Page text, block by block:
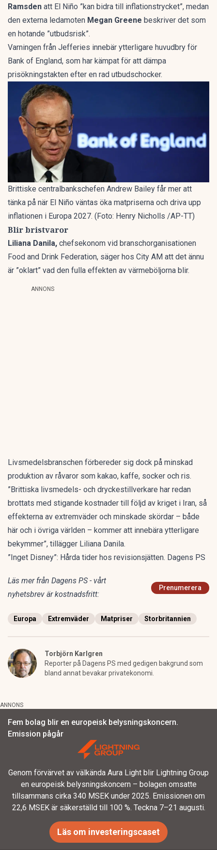
Ramsden att El Niño ”kan bidra till inflationstrycket”, medan
den externa ledamoten Megan Greene beskriver det som
en hotande ”utbudsrisk”.
Varningen från Jefferies innebär ytterligare huvudbry för
Bank of England, som har kämpat för att dämpa
prisökningstakten efter en rad utbudschocker.
Brittiske centralbankschefen Andrew Bailey får mer att
tänka på när El Niño väntas öka matpriserna och driva upp
inflationen i Europa 2027. (Foto: Henry Nicholls /AP-TT)
Blir bristvaror
Liliana Danila, chefsekonom vid branschorganisationen
Food and Drink Federation, säger hos City AM att det ännu
är ”oklart” vad den fulla effekten av värmeböljorna blir.
ANNONS
Livsmedelsbranschen förbereder sig dock på minskad
produktion av råvaror som kakao, kaffe, socker och ris.
”Brittiska livsmedels- och dryckestillverkare har redan
brottats med stigande kostnader till följd av kriget i Iran, så
effekterna av extremväder och minskade skördar – både
här och i övriga världen – kommer att innebära ytterligare
bekymmer”, tillägger Liliana Danila.
”Inget Disney”: Hårda tider hos revisionsjätten. Dagens PS
Läs mer från Dagens PS - vårt
nyhetsbrev är kostnadsfritt:
Prenumerera
Europa Extremväder Matpriser Storbritannien
Torbjörn Karlgren
Reporter på Dagens PS med gedigen bakgrund som
bland annat bevakar privatekonomi.
ANNONS
Fem bolag blir en europeisk belysningskoncern.
Emission pågår
Genom förvärvet av välkända Aura Light blir Lightning Group
en europeisk belysningskoncern – bolagen omsatte
tillsammans cirka 340 MSEK under 2025. Emissionen om
22,6 MSEK är säkerställd till 100 %. Teckna 7–21 augusti.
Läs om investeringscaset